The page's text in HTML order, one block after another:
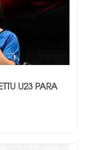
U23 PARA